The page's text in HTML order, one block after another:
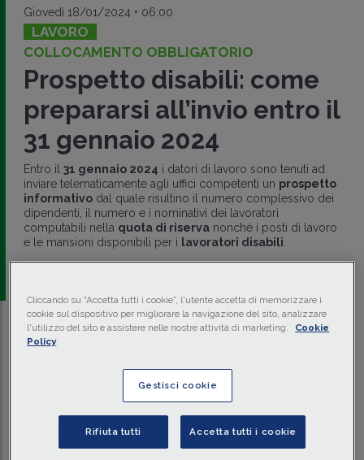
Giovedì 18/01/2024 • 06:00
LAVORO
COLLOCAMENTO OBBLIGATORIO
Prospetto disabili: come
prepararsi all’invio entro il
31 gennaio 2024
Entro il 31 gennaio 2024 i datori di lavoro sono tenuti ad
inviare telematicamente agli uffici competenti un prospetto
informativodal quale risultino il numero complessivo dei
dipendenti, il numero e i nominativi dei lavoratori
computabili nella quota di riservanonché i posti di lavoro
e le mansioni disponibili per i lavoratori disabili
Traduci con IA
Come previsto dall'art. 9, c. 6, Legge 68/99 ogni anno i
Cliccando su “Accetta tutti i cookie”, l'utente accetta di memorizzare i
cookie sul dispositivo per migliorare la navigazione del sito, analizzare
l'utilizzo del sito e assistere nelle nostre attività di marketing.
Cookie
Policy
Gestisci cookie
Rifiuta tutti Accetta tutti i cookie